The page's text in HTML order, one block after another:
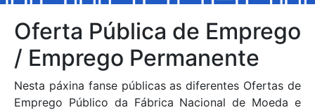
Mostrar/Ocultar
Oferta Pública de Emprego
/ Emprego Permanente
Nesta páxina fanse públicas as diferentes Ofertas de
Emprego Público da Fábrica Nacional de Moeda e